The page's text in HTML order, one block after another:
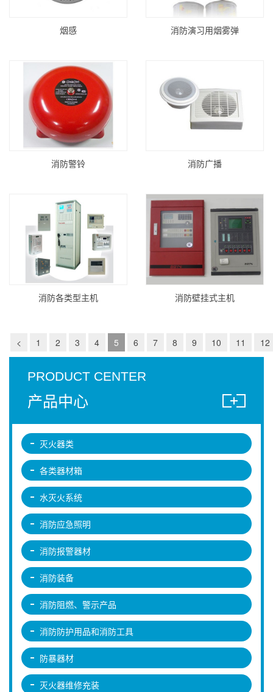
烟感 消防演习用烟雾弹
消防警铃 消防广播
消防各类型主机 消防壁挂式主机
< 1 2 3 4 5 6 7 8 9 10 11 12
PRODUCT CENTER
产品中心
灭火器类
各类器材箱
水灭火系统
消防应急照明
消防报警器材
消防装备
消防阻燃、警示产品
消防防护用品和消防工具
防暴器材
灭火器维修充装